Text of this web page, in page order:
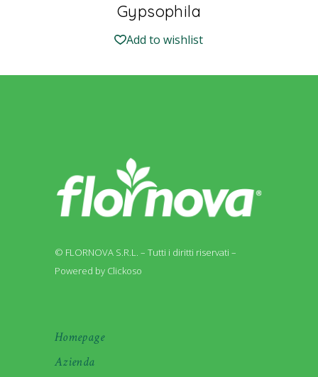
Gypsophila
Add to wishlist
© FLORNOVA S.R.L. – Tutti i diritti riservati –
Powered by Clickoso
Homepage
Azienda